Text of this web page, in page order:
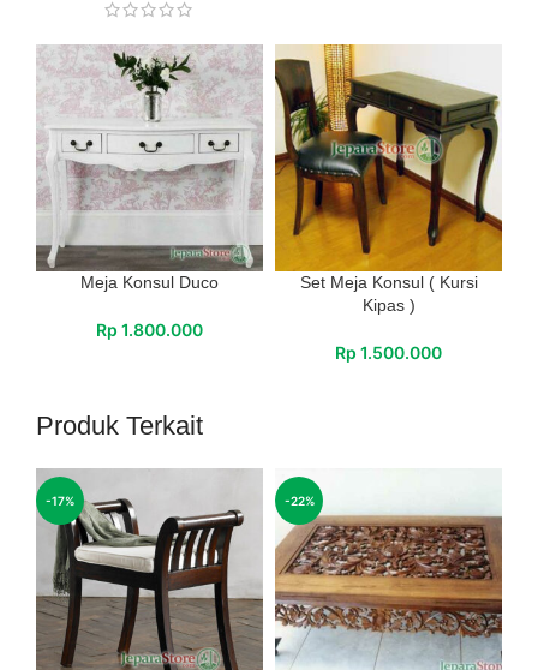
Meja Konsul Duco
Rp 1.800.000
Set Meja Konsul ( Kursi
Kipas )
Rp 1.500.000
Produk Terkait
-17% -22%